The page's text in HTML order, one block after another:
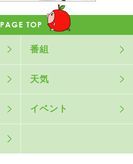
番組
天気
イベント